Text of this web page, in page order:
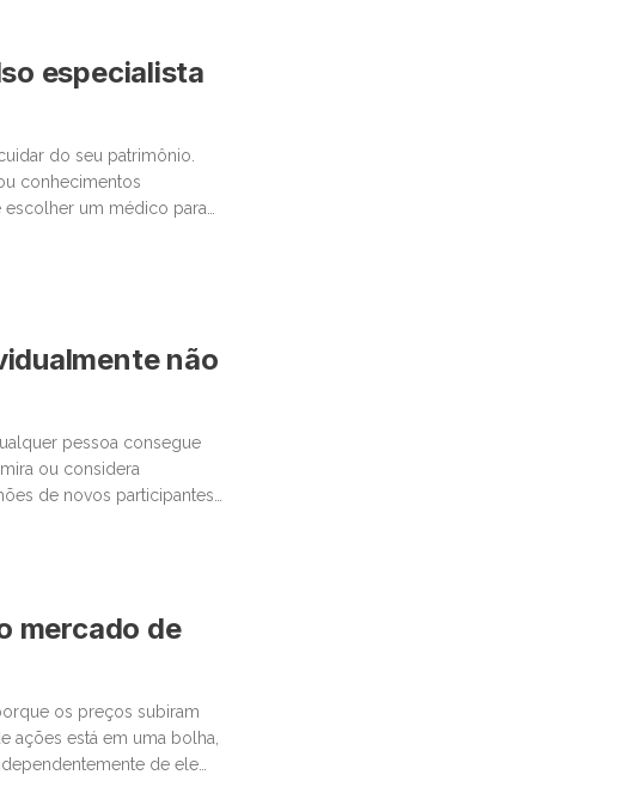
especialista
do seu patrimônio.
conhecimentos
escolher um médico para
não
pessoa consegue
ou considera
de novos participantes
mercado de
os preços subiram
ações está em uma bolha,
de ele